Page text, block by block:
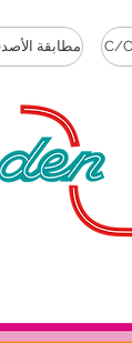
مطابقة C/